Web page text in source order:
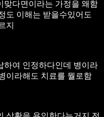
맞다면이라는 가정을 왜함
도 이해는 받을수있어도
지
하여 인정하다인데 병이라
이라해도 치료를 뭘로함